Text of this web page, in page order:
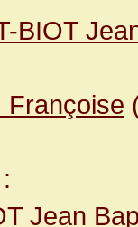
BIOT
Françoise
:
Jean